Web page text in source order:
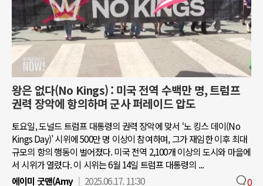
왕은 없다(No Kings) : 미국 전역 수백만 명, 트럼프
권력 장악에 항의하며 군사 퍼레이드 압도
토요일, 도널드 트럼프 대통령의 권력 장악에 맞서 ‘노 킹스 데이(No
Kings Day)’ 시위에 500만 명 이상이 참여하며, 그가 재임한 이후 최대
규모의 항의 행동이 벌어졌다. 미국 전역 2,100개 이상의 도시와 마을에
서 시위가 열렸다. 이 시위는 6월 14일 트럼프 대통령의 ...
에이미 굿맨(Amy
2025.06.17. 11:30 0